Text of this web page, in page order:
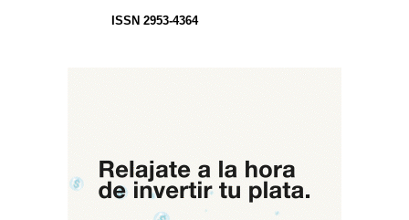
ISSN 2953-4364